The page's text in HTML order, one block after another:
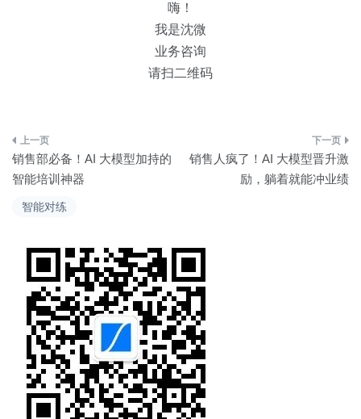
智能对练
嗨！
我是沈微
业务咨询
请扫二维码
文
章
导
航
销售部必备！AI 大模型加持的
智能培训神器
销售人疯了！AI 大模型晋升激
励，躺着就能冲业绩